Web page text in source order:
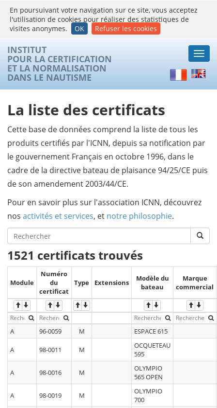
En poursuivant votre navigation sur ce site, vous acceptez
l'utilisation de cookies pour réaliser des statistiques de
visites anonymes.
OK Refuser les cookies
INSTITUT
POUR LA CERTIFICATION
ET LA NORMALISATION
DANS LE NAUTISME FrançaisEnglish
La liste des certificats
Cette base de données comprend la liste de tous les
produits certifiés par l'ICNN, depuis sa notification par
le gouvernement Français en octobre 1996, dans le
cadre de la directive bateau de plaisance 94/25/CE puis
de son amendement 2003/44/CE.
Pour en savoir plus sur l'association ICNN, découvrez
nos activités et services, et notre philosophie.
1521 certificats trouvés
Module
Numéro
du
certificat
Type Extensions
Modèle du
bateau
Marque
commercial
A 96-0059 M ESPACE 615
A 98-0011 M
OCQUETEAU
595
A 98-0016 M
OLYMPIO
565 OPEN
A 98-0019 M
OLYMPIO
700